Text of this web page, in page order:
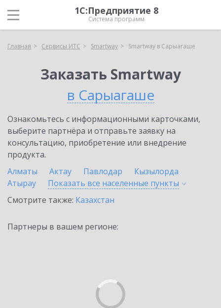
1С:Предприятие 8
Система программ
Главная Сервисы ИТС Smartway Smartway в Сарыагаше
Заказать Smartway
в Сарыагаше
Ознакомьтесь с информационными карточками,
выберите партнёра и отправьте заявку на
консультацию, приобретение или внедрение
продукта.
Алматы
Актау Павлодар
Кызылорда
Атырау
Показать все населенные пункты
Смотрите также: Казахстан
Партнеры в вашем регионе: